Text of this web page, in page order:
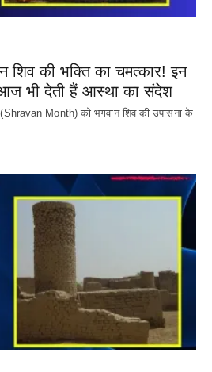
शिव की भक्ति का चमत्कार! इन
आज भी देती हैं आस्था का संदेश
Month) को भगवान शिव की उपासना के